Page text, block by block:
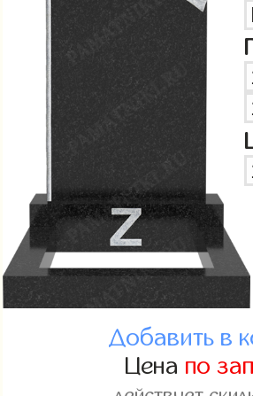
Добавить в
Цена по